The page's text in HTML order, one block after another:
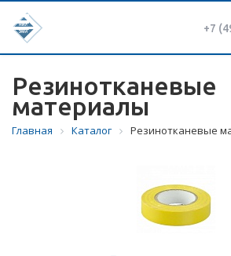
+7
Резинотканевые
материалы
Главная Каталог Резинотканевые